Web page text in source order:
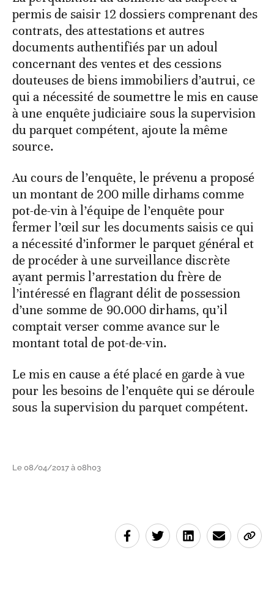
permis de saisir 12 dossiers comprenant des
contrats, des attestations et autres
documents authentifiés par un adoul
concernant des ventes et des cessions
douteuses de biens immobiliers d’autrui, ce
qui a nécessité de soumettre le mis en cause
à une enquête judiciaire sous la supervision
du parquet compétent, ajoute la même
source.
Au cours de l’enquête, le prévenu a proposé
un montant de 200 mille dirhams comme
pot-de-vin à l’équipe de l’enquête pour
fermer l’œil sur les documents saisis ce qui
a nécessité d’informer le parquet général et
de procéder à une surveillance discrète
ayant permis l’arrestation du frère de
l’intéressé en flagrant délit de possession
d’une somme de 90.000 dirhams, qu’il
comptait verser comme avance sur le
montant total de pot-de-vin.
Le mis en cause a été placé en garde à vue
pour les besoins de l’enquête qui se déroule
sous la supervision du parquet compétent.
Le 08/04/2017 à 08h03